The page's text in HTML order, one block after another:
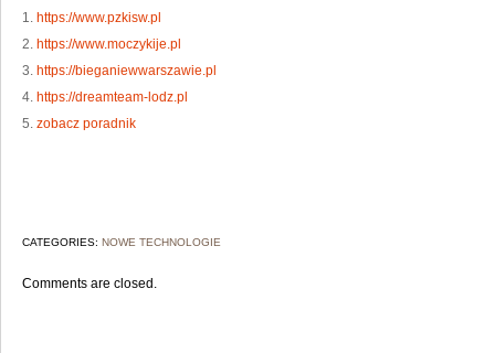
1. https://www.pzkisw.pl
2. https://www.moczykije.pl
3. https://bieganiewwarszawie.pl
4. https://dreamteam-lodz.pl
5. zobacz poradnik
CATEGORIES: NOWE TECHNOLOGIE
Comments are closed.